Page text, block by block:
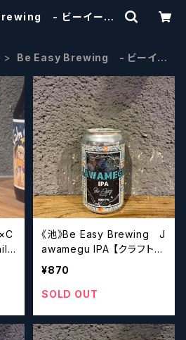
- ビーイージ
Be Easy Brewing - ビーイー
《池》Be Easy Brewing J
awamegu IPA 【クラフトビ
ール】
¥870
SOLD OUT